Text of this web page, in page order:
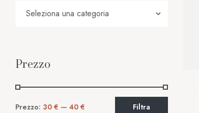
Prezzo
Filtra
Prezzo: 30 € — 40 €